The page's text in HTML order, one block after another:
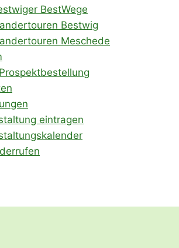
BestWege
Bestwig
Meschede
eintragen